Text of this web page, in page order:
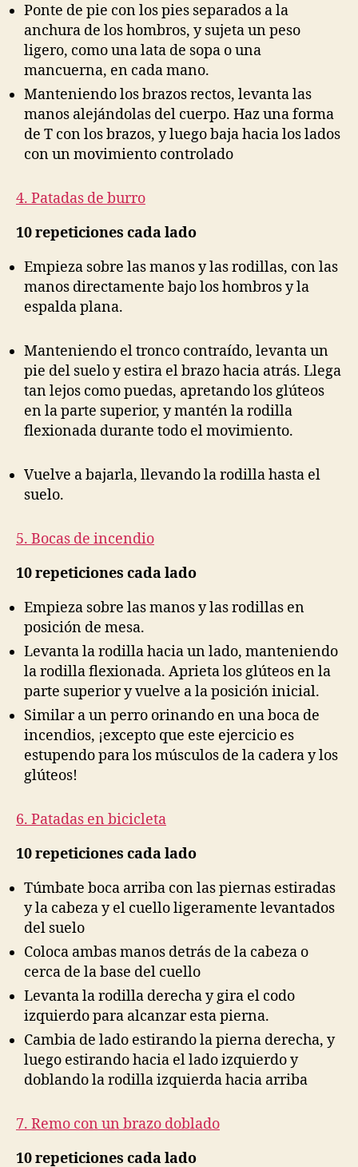
Ponte de pie con los pies separados a la
anchura de los hombros, y sujeta un peso
ligero, como una lata de sopa o una
mancuerna, en cada mano.
Manteniendo los brazos rectos, levanta las
manos alejándolas del cuerpo. Haz una forma
de T con los brazos, y luego baja hacia los lados
con un movimiento controlado
4. Patadas de burro
10 repeticiones cada lado
Empieza sobre las manos y las rodillas, con las
manos directamente bajo los hombros y la
espalda plana.
Manteniendo el tronco contraído, levanta un
pie del suelo y estira el brazo hacia atrás. Llega
tan lejos como puedas, apretando los glúteos
en la parte superior, y mantén la rodilla
flexionada durante todo el movimiento.
Vuelve a bajarla, llevando la rodilla hasta el
suelo.
5. Bocas de incendio
10 repeticiones cada lado
Empieza sobre las manos y las rodillas en
posición de mesa.
Levanta la rodilla hacia un lado, manteniendo
la rodilla flexionada. Aprieta los glúteos en la
parte superior y vuelve a la posición inicial.
Similar a un perro orinando en una boca de
incendios, ¡excepto que este ejercicio es
estupendo para los músculos de la cadera y los
glúteos!
6. Patadas en bicicleta
10 repeticiones cada lado
Túmbate boca arriba con las piernas estiradas
y la cabeza y el cuello ligeramente levantados
del suelo
Coloca ambas manos detrás de la cabeza o
cerca de la base del cuello
Levanta la rodilla derecha y gira el codo
izquierdo para alcanzar esta pierna.
Cambia de lado estirando la pierna derecha, y
luego estirando hacia el lado izquierdo y
doblando la rodilla izquierda hacia arriba
7. Remo con un brazo doblado
10 repeticiones cada lado